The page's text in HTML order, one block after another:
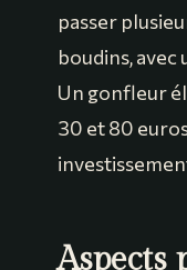
passer
boudins,
Un gonfleur
30 et 80
Aspects